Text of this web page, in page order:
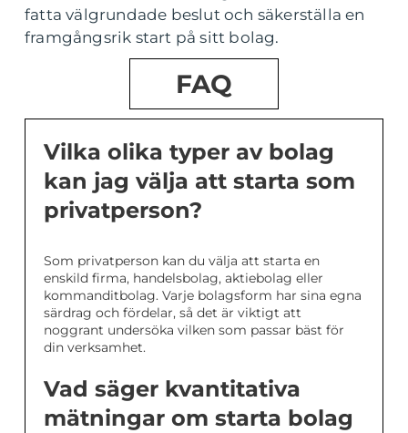
fatta välgrundade beslut och säkerställa en
framgångsrik start på sitt bolag.
FAQ
Vilka olika typer av bolag
kan jag välja att starta som
privatperson?
Som privatperson kan du välja att starta en
enskild firma, handelsbolag, aktiebolag eller
kommanditbolag. Varje bolagsform har sina egna
särdrag och fördelar, så det är viktigt att
noggrant undersöka vilken som passar bäst för
din verksamhet.
Vad säger kvantitativa
mätningar om starta bolag